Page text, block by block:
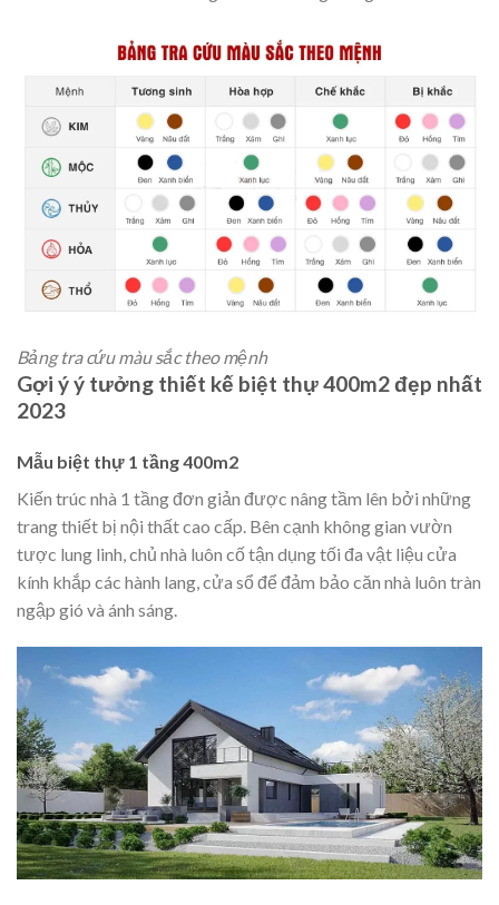
Bảng tra cứu màu sắc theo mệnh
Gợi ý ý tưởng thiết kế biệt thự 400m2 đẹp nhất
2023
Mẫu biệt thự 1 tầng 400m2
Kiến trúc nhà 1 tầng đơn giản được nâng tầm lên bởi những
trang thiết bị nội thất cao cấp. Bên cạnh không gian vườn
tược lung linh, chủ nhà luôn cố tận dụng tối đa vật liệu cửa
kính khắp các hành lang, cửa sổ để đảm bảo căn nhà luôn tràn
ngập gió và ánh sáng.